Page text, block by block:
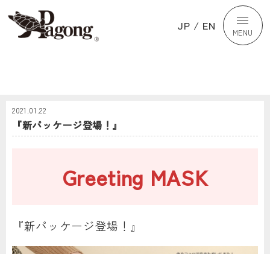
JP / EN MENU
2021.01.22
『新パッケージ登場！』
Greeting MASK
『新パッケージ登場！』